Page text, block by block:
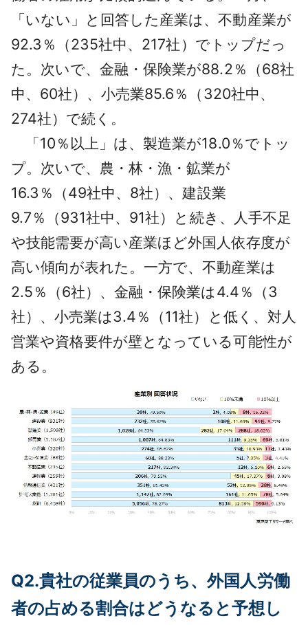
「いない」と回答した産業は、不動産業が
92.3％（235社中、217社）でトップだっ
た。次いで、金融・保険業が88.2％（68社
中、60社）、小売業85.6％（320社中、
274社）で続く。
「10％以上」は、製造業が18.0％でトッ
プ。次いで、農・林・漁・鉱業が
16.3％（49社中、8社）、建設業
9.7％（931社中、91社）と続き、人手不足
や技能需要が高い産業ほど外国人依存度が
高い傾向が表れた。一方で、不動産業は
2.5％（6社）、金融・保険業は4.4％（3
社）、小売業は3.4％（11社）と低く、対人
営業や資格要件が壁となっている可能性が
ある。
Q2.貴社の従業員のうち、外国人労働
者の占める割合はどうなると予想し